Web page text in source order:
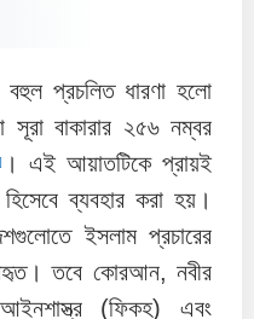
বহুল প্রচলিত ধারণা হলো
সূরা বাকারার ২৫৬ নম্বর
। এই আয়াতটিকে প্রায়ই
ব্যবহার করা হয়।
ইসলাম প্রচারের
তবে কোরআন, নবীর
(ফিকহ) এবং